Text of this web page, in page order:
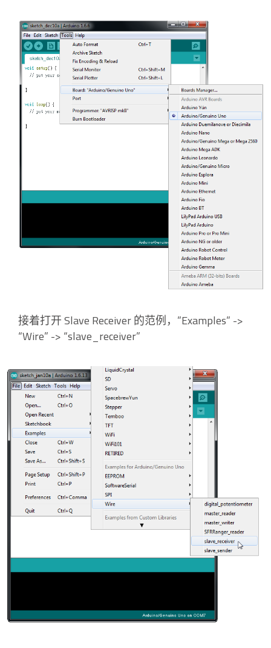
接着打开 Slave Receiver 的范例，”Examples” ->
“Wire” -> “slave_receiver”